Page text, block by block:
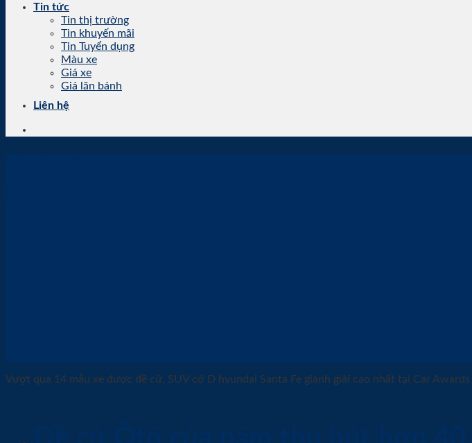
Tin tức
Tin thị trường
Tin khuyến mãi
Tin Tuyển dụng
Màu xe
Giá xe
Giá lăn bánh
Liên hệ
Vượt qua 14 mẫu xe được đề cử, SUV cỡ D hyundai Santa Fe giành giải cao nhất tại Car